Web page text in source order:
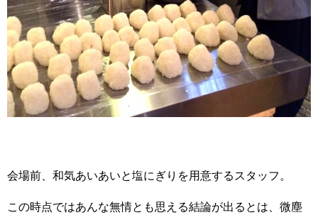
会場前、和気あいあいと塩にぎりを用意するスタッフ。
この時点ではあんな無情とも思える結論が出るとは、微塵